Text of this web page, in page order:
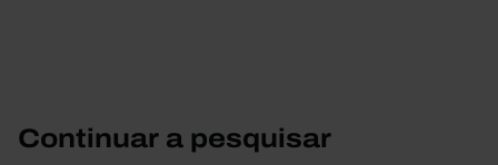
Continuar a pesquisar